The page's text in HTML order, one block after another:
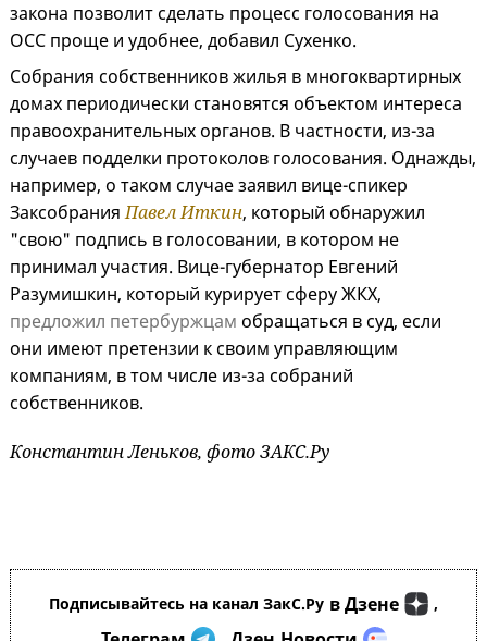
закона позволит сделать процесс голосования на
ОСС проще и удобнее, добавил Сухенко.
Собрания собственников жилья в многоквартирных
домах периодически становятся объектом интереса
правоохранительных органов. В частности, из-за
случаев подделки протоколов голосования. Однажды,
например, о таком случае заявил вице-спикер
ЗаксобранияПавел Иткин, который обнаружил
"свою" подпись в голосовании, в котором не
принимал участия. Вице-губернатор Евгений
Разумишкин, который курирует сферу ЖКХ,
предложил петербуржцам обращаться в суд, если
они имеют претензии к своим управляющим
компаниям, в том числе из-за собраний
собственников.
Константин Леньков, фото ЗАКС.Ру
Подписывайтесь на канал ЗакС.Ру в Дзене ,